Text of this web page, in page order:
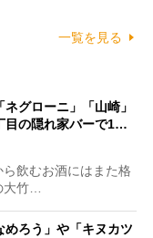
一覧を見る
ネグローニ」「山崎」
目の隠れ家バーで1…
飲むお酒にはまた格
大竹…
めろう」や「キヌカツ